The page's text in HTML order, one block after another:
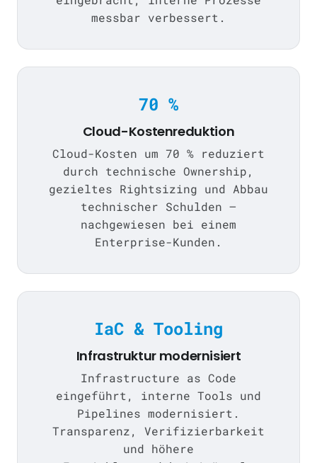
messbar verbessert.
70 %
Cloud-Kostenreduktion
Cloud-Kosten um 70 % reduziert
durch technische Ownership,
gezieltes Rightsizing und Abbau
technischer Schulden —
nachgewiesen bei einem
Enterprise-Kunden.
IaC & Tooling
Infrastruktur modernisiert
Infrastructure as Code
eingeführt, interne Tools und
Pipelines modernisiert.
Transparenz, Verifizierbarkeit
und höhere